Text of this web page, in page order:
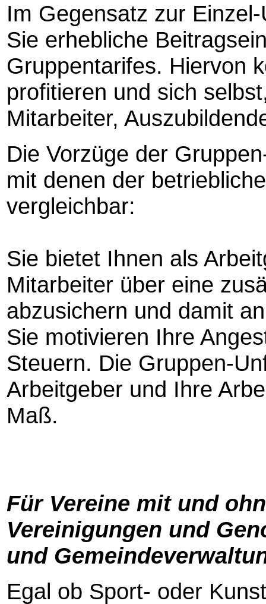
Im Gegensatz zur
Sie erhebliche
Gruppentarifes. Hiervon
profitieren und sich
Mitarbeiter,
Die Vorzüge der
mit denen der
vergleichbar:
Sie bietet Ihnen als
Mitarbeiter über eine
abzusichern und damit
Sie motivieren Ihre
Steuern. Die Gruppen-
Arbeitgeber und Ihre
Maß.
Für Vereine mit und
Vereinigungen und
und
Egal ob Sport- oder